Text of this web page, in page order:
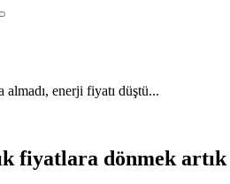
fiyatlara dönmek artık